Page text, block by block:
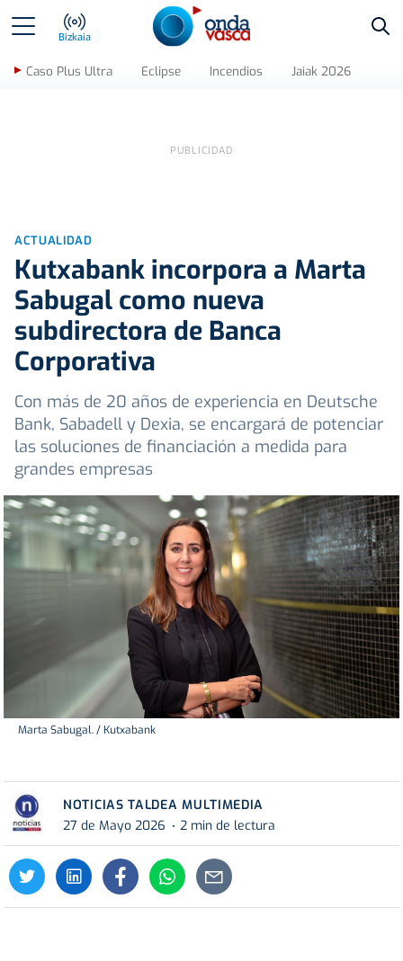
Bizkaia
Caso Plus Ultra Eclipse Incendios Jaiak 2026
ACTUALIDAD
Kutxabank incorpora a Marta
Sabugal como nueva
subdirectora de Banca
Corporativa
Con más de 20 años de experiencia en Deutsche
Bank, Sabadell y Dexia, se encargará de potenciar
las soluciones de financiación a medida para
grandes empresas
Marta Sabugal. / Kutxabank
NOTICIAS TALDEA MULTIMEDIA
27 de Mayo 2026
2 min de lectura